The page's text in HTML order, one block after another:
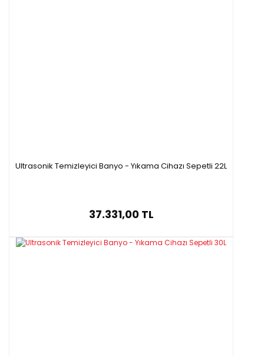
Ultrasonik Temizleyici Banyo - Yıkama Cihazı Sepetli 22L
37.331,00 TL